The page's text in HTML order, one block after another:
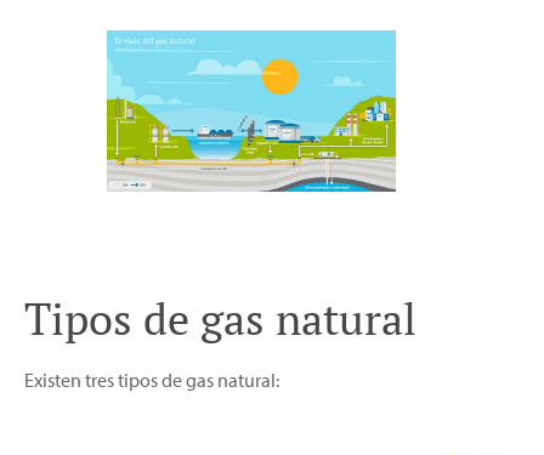
Tipos de gas natural
Existen tres tipos de gas natural: